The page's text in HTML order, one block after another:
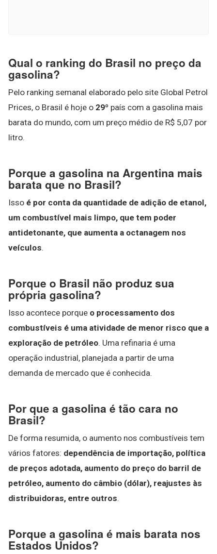
Qual o ranking do Brasil no preço da
gasolina?
Pelo ranking semanal elaborado pelo site Global Petrol
Prices, o Brasil é hoje o 29º país com a gasolina mais
barata do mundo, com um preço médio de R$ 5,07 por
litro.
Porque a gasolina na Argentina mais
barata que no Brasil?
Isso é por conta da quantidade de adição de etanol,
um combustível mais limpo, que tem poder
antidetonante, que aumenta a octanagem nos
veículos.
Porque o Brasil não produz sua
própria gasolina?
Isso acontece porque o processamento dos
combustíveis é uma atividade de menor risco que a
exploração de petróleo. Uma refinaria é uma
operação industrial, planejada a partir de uma
demanda de mercado que é conhecida.
Por que a gasolina é tão cara no
Brasil?
De forma resumida, o aumento nos combustíveis tem
vários fatores: dependência de importação, política
de preços adotada, aumento do preço do barril de
petróleo, aumento do câmbio (dólar), reajustes às
distribuidoras, entre outros.
Porque a gasolina é mais barata nos
Estados Unidos?